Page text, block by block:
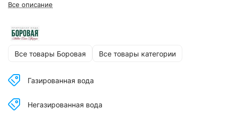
Все описание
Все товары Боровая Все товары категории
Газированная вода
Негазированная вода